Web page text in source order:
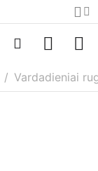
/ Vardadieniai